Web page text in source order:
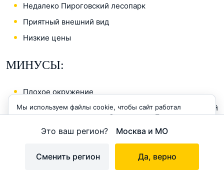
Это ваш регион? Москва и МО
Сменить регион Да, верно
Недалеко Пироговский лесопарк
Приятный внешний вид
Низкие цены
МИНУСЫ:
Плохое окружение
Проблемы с застройщиком и управляющей
Частые заторы на дорогах
Отсутствие инфраструктуры
Мы используем файлы cookie, чтобы сайт работал
корректно и становился удобнее для вас. Продолжая
Принимаю